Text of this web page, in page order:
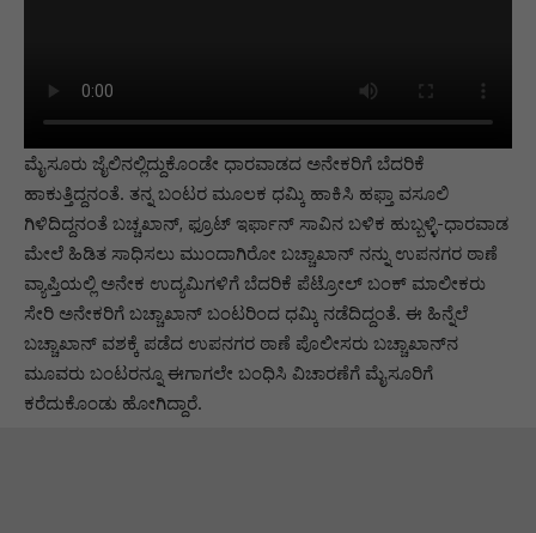
ಮೈಸೂರು ಜೈಲಿನಲ್ಲಿದ್ದುಕೊಂಡೇ ಧಾರವಾಡದ ಅನೇಕರಿಗೆ ಬೆದರಿಕೆ
ಹಾಕುತ್ತಿದ್ದನಂತೆ. ತನ್ನ ಬಂಟರ ಮೂಲಕ ಧಮ್ಕಿ ಹಾಕಿಸಿ ಹಫ್ತಾ ವಸೂಲಿ
ಗಿಳಿದಿದ್ದನಂತೆ ಬಚ್ಚಖಾನ್, ಫ್ರೂಟ್ ಇರ್ಫಾನ್ ಸಾವಿನ ಬಳಿಕ ಹುಬ್ಬಳ್ಳಿ-ಧಾರವಾಡ
ಮೇಲೆ ಹಿಡಿತ ಸಾಧಿಸಲು ಮುಂದಾಗಿರೋ ಬಚ್ಚಾಖಾನ್ ನನ್ನು ಉಪನಗರ ಠಾಣೆ
ವ್ಯಾಪ್ತಿಯಲ್ಲಿ ಅನೇಕ ಉದ್ಯಮಿಗಳಿಗೆ ಬೆದರಿಕೆ ಪೆಟ್ರೋಲ್ ಬಂಕ್ ಮಾಲೀಕರು
ಸೇರಿ ಅನೇಕರಿಗೆ ಬಚ್ಚಾಖಾನ್ ಬಂಟರಿಂದ ಧಮ್ಕಿ ನಡೆದಿದ್ದಂತೆ. ಈ ಹಿನ್ನೆಲೆ
ಬಚ್ಚಾಖಾನ್ ವಶಕ್ಕೆ ಪಡೆದ ಉಪನಗರ ಠಾಣೆ ಪೊಲೀಸರು ಬಚ್ಚಾಖಾನ್‌ನ
ಮೂವರು ಬಂಟರನ್ನೂ ಈಗಾಗಲೇ ಬಂಧಿಸಿ ವಿಚಾರಣೆಗೆ ಮೈಸೂರಿಗೆ
ಕರೆದುಕೊಂಡು ಹೋಗಿದ್ದಾರೆ.